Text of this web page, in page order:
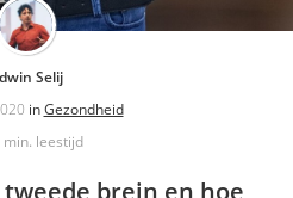
Selij
inGezondheid
min. leestijd